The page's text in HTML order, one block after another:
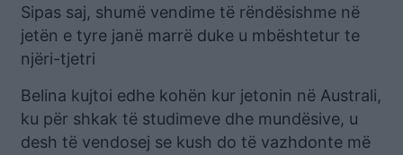
Sipas saj, shumë vendime të rëndësishme në
jetën e tyre janë marrë duke u mbështetur te
njëri-tjetri
Belina kujtoi edhe kohën kur jetonin në Australi,
ku për shkak të studimeve dhe mundësive, u
desh të vendosej se kush do të vazhdonte më